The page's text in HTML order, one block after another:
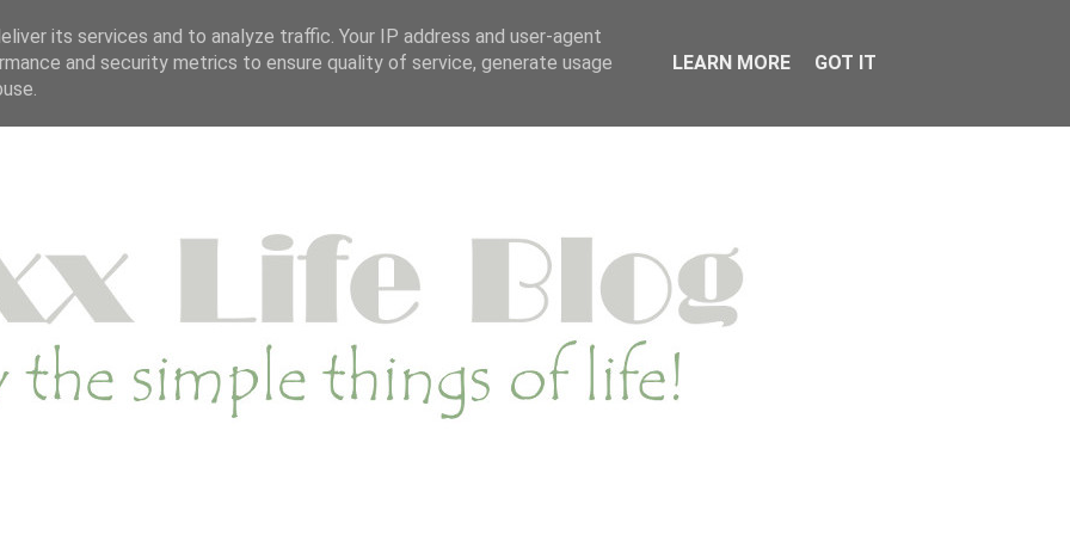
DUURZAME WEBSHOP CATEGORIE SAMENWERKEN
its services and to analyze traffic. Your IP address and user-agent
and security metrics to ensure quality of service, generate usage
LEARN MORE GOT IT